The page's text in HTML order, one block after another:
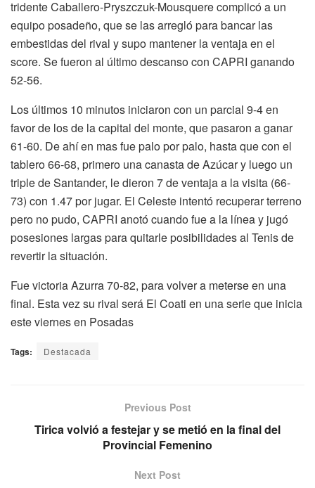
tridente Caballero-Pryszczuk-Mousquere complicó a un
equipo posadeño, que se las arregló para bancar las
embestidas del rival y supo mantener la ventaja en el
score. Se fueron al último descanso con CAPRI ganando
52-56.
Los últimos 10 minutos iniciaron con un parcial 9-4 en
favor de los de la capital del monte, que pasaron a ganar
61-60. De ahí en mas fue palo por palo, hasta que con el
tablero 66-68, primero una canasta de Azúcar y luego un
triple de Santander, le dieron 7 de ventaja a la visita (66-
73) con 1.47 por jugar. El Celeste intentó recuperar terreno
pero no pudo, CAPRI anotó cuando fue a la línea y jugó
posesiones largas para quitarle posibilidades al Tenis de
revertir la situación.
Fue victoria Azurra 70-82, para volver a meterse en una
final. Esta vez su rival será El Coati en una serie que inicia
este viernes en Posadas
Tags: Destacada
Previous Post
Tirica volvió a festejar y se metió en la final del
Provincial Femenino
Next Post